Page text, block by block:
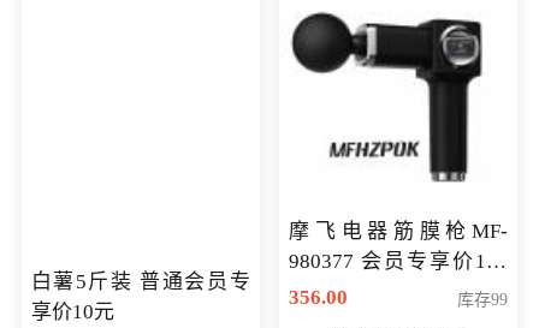
白薯5斤装 普通会员专
享价10元
摩飞电器筋膜枪MF-
980377 会员专享价199
元
356.00 库存99